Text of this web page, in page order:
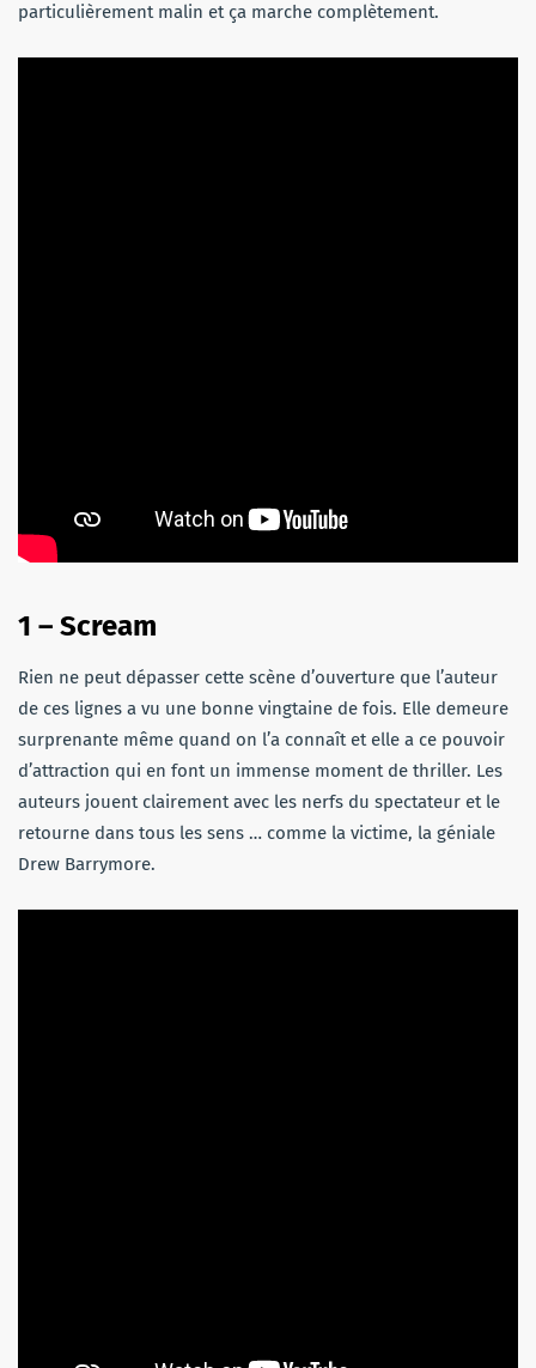
particulièrement malin et ça marche complètement.
1 – Scream
Rien ne peut dépasser cette scène d’ouverture que l’auteur
de ces lignes a vu une bonne vingtaine de fois. Elle demeure
surprenante même quand on l’a connaît et elle a ce pouvoir
d’attraction qui en font un immense moment de thriller. Les
auteurs jouent clairement avec les nerfs du spectateur et le
retourne dans tous les sens … comme la victime, la géniale
Drew Barrymore.